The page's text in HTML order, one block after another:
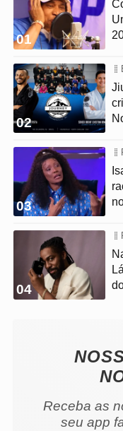
01
02
03
04
Receba as
seu app